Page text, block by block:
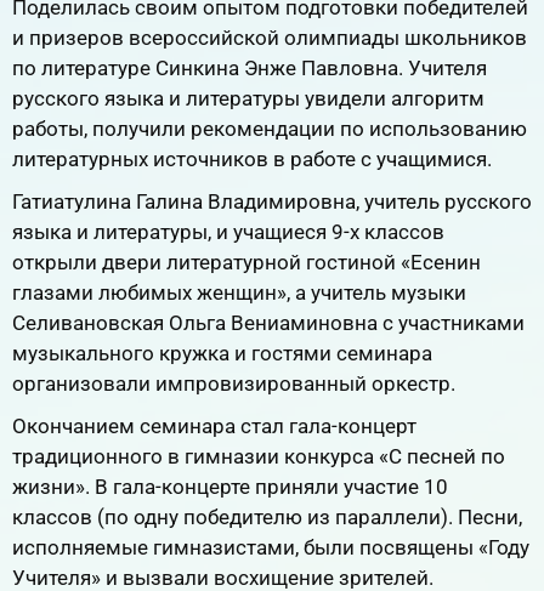
Поделилась своим опытом подготовки победителей
и призеров всероссийской олимпиады школьников
по литературе Синкина Энже Павловна. Учителя
русского языка и литературы увидели алгоритм
работы, получили рекомендации по использованию
литературных источников в работе с учащимися.
Гатиатулина Галина Владимировна, учитель русского
языка и литературы, и учащиеся 9-х классов
открыли двери литературной гостиной «Есенин
глазами любимых женщин», а учитель музыки
Селивановская Ольга Вениаминовна с участниками
музыкального кружка и гостями семинара
организовали импровизированный оркестр.
Окончанием семинара стал гала-концерт
традиционного в гимназии конкурса «С песней по
жизни». В гала-концерте приняли участие 10
классов (по одну победителю из параллели). Песни,
исполняемые гимназистами, были посвящены «Году
Учителя» и вызвали восхищение зрителей.